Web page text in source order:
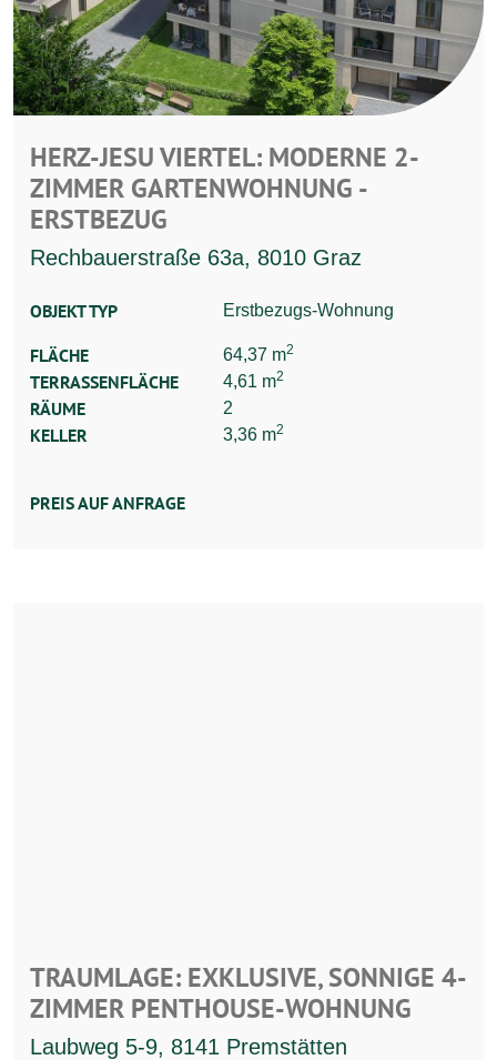
HERZ-JESU VIERTEL: MODERNE 2-
ZIMMER GARTENWOHNUNG -
ERSTBEZUG
Rechbauerstraße 63a, 8010 Graz
OBJEKT TYP Erstbezugs-Wohnung
FLÄCHE 64,37 m2
TERRASSENFLÄCHE 4,61 m2
RÄUME 2
KELLER 3,36 m2
PREIS AUF ANFRAGE
TRAUMLAGE: EXKLUSIVE, SONNIGE 4-
ZIMMER PENTHOUSE-WOHNUNG
Laubweg 5-9, 8141 Premstätten